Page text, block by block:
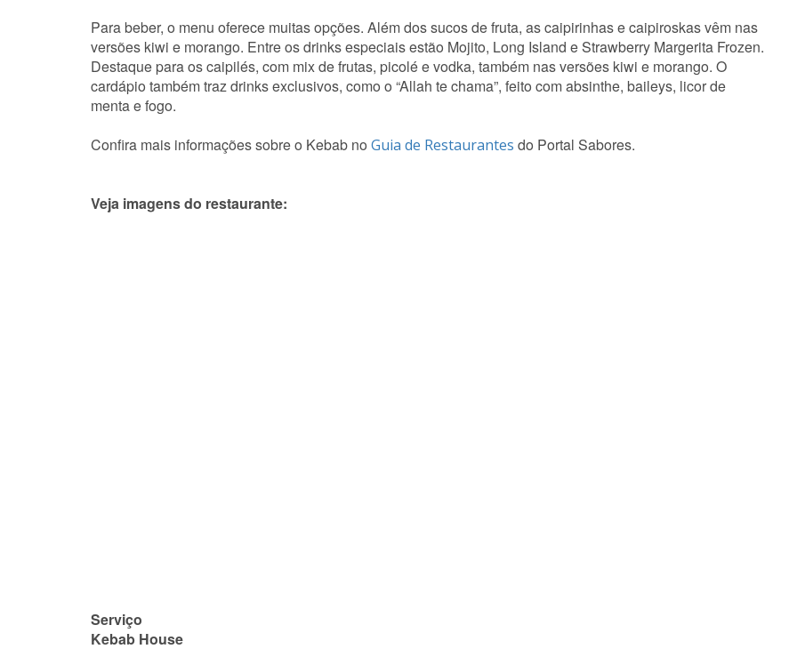
Para beber, o menu oferece muitas opções. Além dos sucos de fruta, as caipirinhas e caipiroskas vêm nas
versões kiwi e morango. Entre os drinks especiais estão Mojito, Long Island e Strawberry Margerita Frozen.
Destaque para os caipilés, com mix de frutas, picolé e vodka, também nas versões kiwi e morango. O
cardápio também traz drinks exclusivos, como o “Allah te chama”, feito com absinthe, baileys, licor de
menta e fogo.
Confira mais informações sobre o Kebab no Guia de Restaurantes do Portal Sabores.
Veja imagens do restaurante:
Serviço
Kebab House